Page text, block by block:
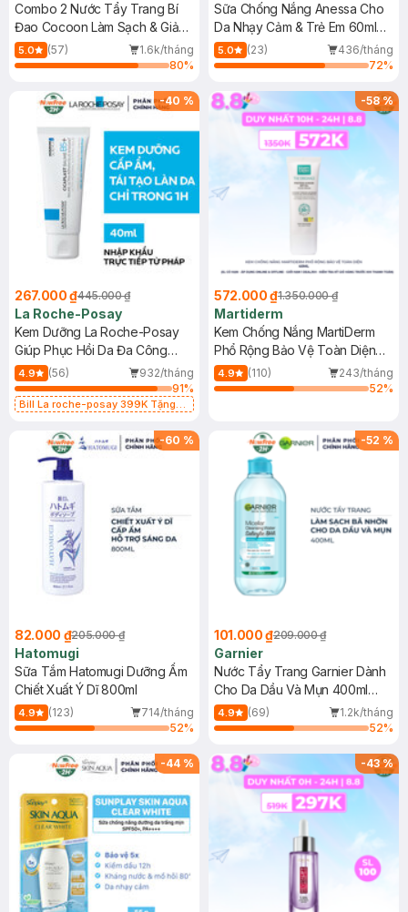
Combo 2 Nước Tẩy Trang Bí
Đao Cocoon Làm Sạch & Giảm
Dầu 500ml
5.0 (57)
1.6k/tháng
80%
Sữa Chống Nắng Anessa Cho
Da Nhạy Cảm & Trẻ Em 60ml
(Mới)
5.0 (23)
436/tháng
72%
-40 %
267.000 ₫445.000 ₫
La Roche-Posay
Kem Dưỡng La Roche-Posay
Giúp Phục Hồi Da Đa Công
Dụng 40ml
4.9 (56)
932/tháng
91%
Bill La roche-posay 399K Tặng
(SL có hạn)
-58%
572.000 ₫1.350.000 ₫
Martiderm
Kem Chống Nắng MartiDerm
Phổ Rộng Bảo Vệ Toàn Diện
40ml
4.9 (110)
243/tháng
52%
-60 %
82.000 ₫205.000 ₫
Hatomugi
Sữa Tắm Hatomugi Dưỡng Ẩm
Chiết Xuất Ý Dĩ 800ml
4.9 (123)
714/tháng
52%
-52 %
101.000 ₫209.000 ₫
Garnier
Nước Tẩy Trang Garnier Dành
Cho Da Dầu Và Mụn 400ml
(Mới)
4.9 (69)
1.2k/tháng
52%
-44 % -43%